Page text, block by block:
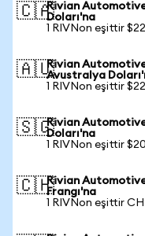
🇨🇦Rivian
Doları'na
1 RIVNon eşittir
🇦🇺Rivian
Avustralya
1 RIVNon eşittir
🇸🇬Rivian
Doları'na
1 RIVNon eşittir
🇨🇭Rivian
Frangı'na
1 RIVNon eşittir